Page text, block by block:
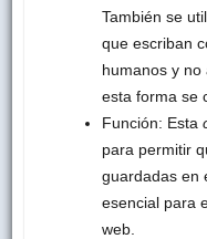
También se
que escriban
humanos y no
esta forma se
Función: Esta
para permitir
guardadas en
esencial para
web.